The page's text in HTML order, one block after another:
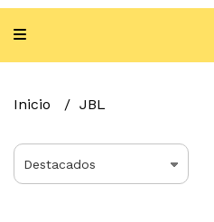
Inicio JBL